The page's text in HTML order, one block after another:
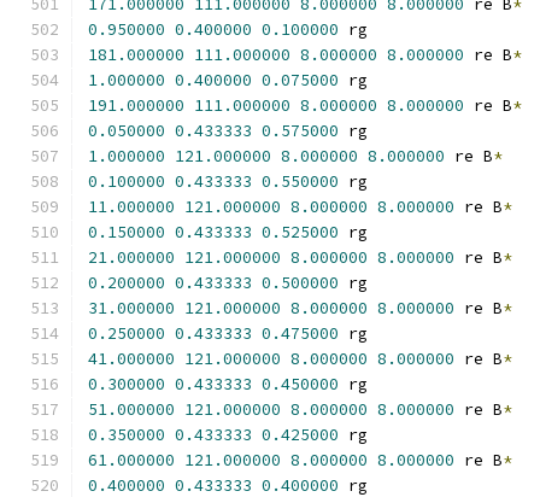
171.000000 111.000000 8.000000 8.000000 re B*
0.950000 0.400000 0.100000 rg
181.000000 111.000000 8.000000 8.000000 re B*
1.000000 0.400000 0.075000 rg
191.000000 111.000000 8.000000 8.000000 re B*
0.050000 0.433333 0.575000 rg
1.000000 121.000000 8.000000 8.000000 re B*
0.100000 0.433333 0.550000 rg
11.000000 121.000000 8.000000 8.000000 re B*
0.150000 0.433333 0.525000 rg
21.000000 121.000000 8.000000 8.000000 re B*
0.200000 0.433333 0.500000 rg
31.000000 121.000000 8.000000 8.000000 re B*
0.250000 0.433333 0.475000 rg
41.000000 121.000000 8.000000 8.000000 re B*
0.300000 0.433333 0.450000 rg
51.000000 121.000000 8.000000 8.000000 re B*
0.350000 0.433333 0.425000 rg
61.000000 121.000000 8.000000 8.000000 re B*
0.400000 0.433333 0.400000 rg